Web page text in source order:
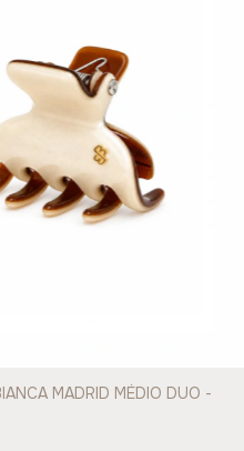
MADRID MÉDIO DUO -